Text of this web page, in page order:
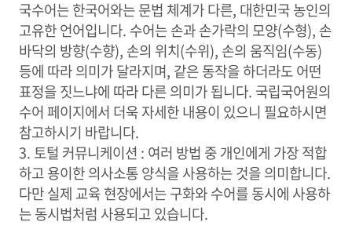
국수어는 한국어와는 문법 체계가 다른, 대한민국 농인의
고유한 언어입니다. 수어는 손과 손가락의 모양(수형), 손
바닥의 방향(수향), 손의 위치(수위), 손의 움직임(수동)
등에 따라 의미가 달라지며, 같은 동작을 하더라도 어떤
표정을 짓느냐에 따라 다른 의미가 됩니다. 국립국어원의
수어 페이지에서 더욱 자세한 내용이 있으니 필요하시면
참고하시기 바랍니다.
3. 토털 커뮤니케이션 : 여러 방법 중 개인에게 가장 적합
하고 용이한 의사소통 양식을 사용하는 것을 의미합니다.
다만 실제 교육 현장에서는 구화와 수어를 동시에 사용하
는 동시법처럼 사용되고 있습니다.